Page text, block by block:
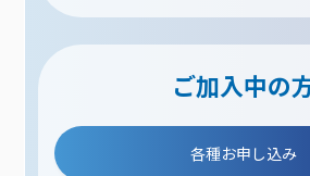
ご加入中の
各種お申し込み